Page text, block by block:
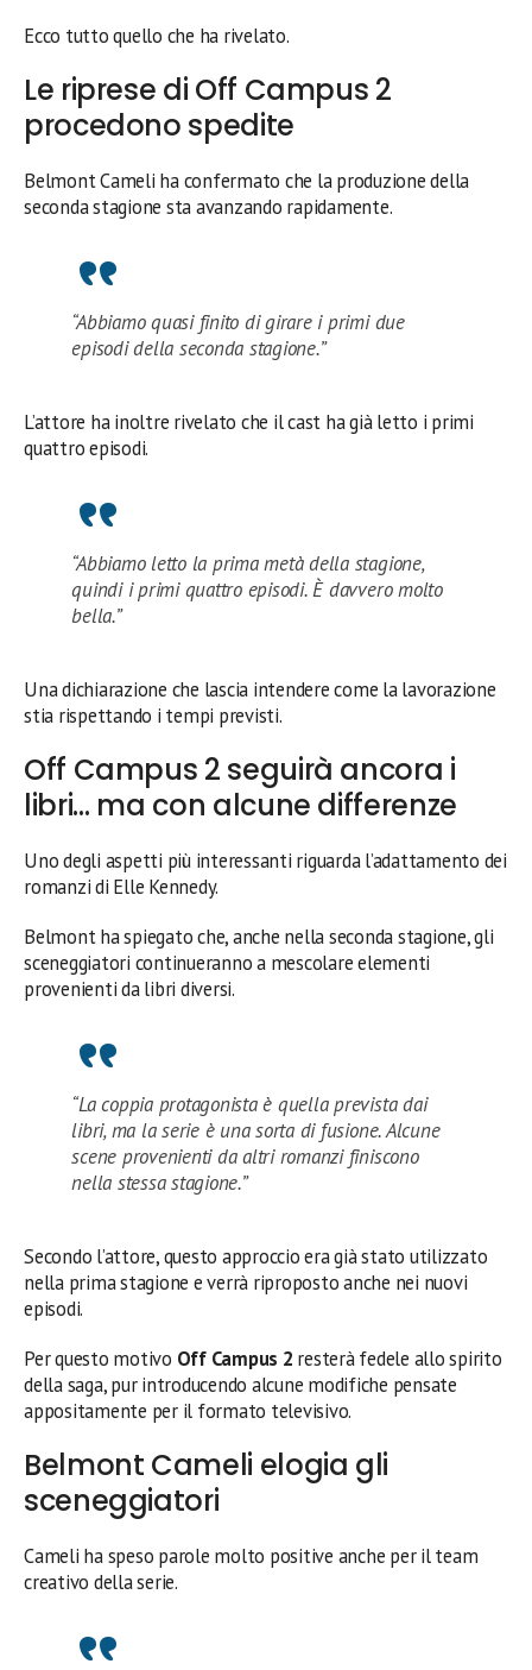
Ecco tutto quello che ha rivelato.
Le riprese di Off Campus 2
procedono spedite
Belmont Cameli ha confermato che la produzione della
seconda stagione sta avanzando rapidamente.
“Abbiamo quasi finito di girare i primi due
episodi della seconda stagione.”
L’attore ha inoltre rivelato che il cast ha già letto i primi
quattro episodi.
“Abbiamo letto la prima metà della stagione,
quindi i primi quattro episodi. È davvero molto
bella.”
Una dichiarazione che lascia intendere come la lavorazione
stia rispettando i tempi previsti.
Off Campus 2 seguirà ancora i
libri… ma con alcune differenze
Uno degli aspetti più interessanti riguarda l’adattamento dei
romanzi di Elle Kennedy.
Belmont ha spiegato che, anche nella seconda stagione, gli
sceneggiatori continueranno a mescolare elementi
provenienti da libri diversi.
“La coppia protagonista è quella prevista dai
libri, ma la serie è una sorta di fusione. Alcune
scene provenienti da altri romanzi finiscono
nella stessa stagione.”
Secondo l’attore, questo approccio era già stato utilizzato
nella prima stagione e verrà riproposto anche nei nuovi
episodi.
Per questo motivo Off Campus 2 resterà fedele allo spirito
della saga, pur introducendo alcune modifiche pensate
appositamente per il formato televisivo.
Belmont Cameli elogia gli
sceneggiatori
Cameli ha speso parole molto positive anche per il team
creativo della serie.